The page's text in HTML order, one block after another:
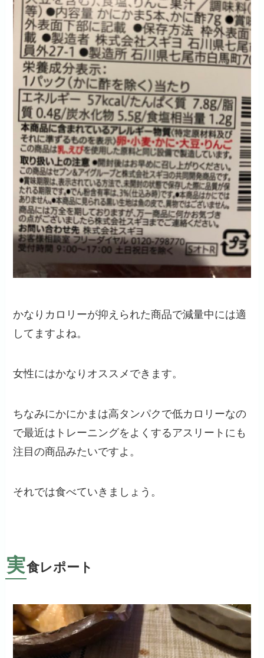
かなりカロリーが抑えられた商品で減量中には適
してますよね。
女性にはかなりオススメできます。
ちなみにかにかまは高タンパクで低カロリーなの
で最近はトレーニングをよくするアスリートにも
注目の商品みたいですよ。
それでは食べていきましょう。
実食レポート